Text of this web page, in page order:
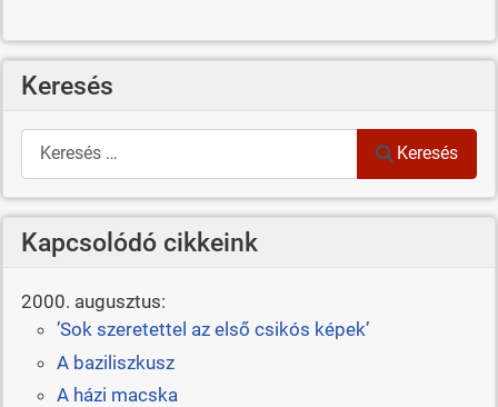
Keresés
Keresés
Keresés
Kapcsolódó cikkeink
2000. augusztus:
’Sok szeretettel az első csikós képek’
A baziliszkusz
A házi macska